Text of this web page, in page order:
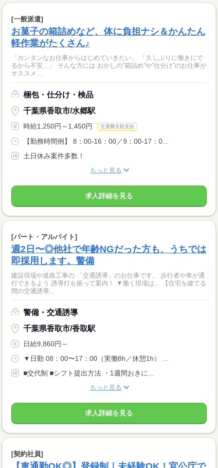
[一般派遣]
お菓子の箱詰めなど、体に負担ナシ＆かんたん
軽作業がたくさん♪
「カンタンなお仕事からはじめていきたい」 「久しぶりに働きにで
るから不安…」 そんな方には おかしの”箱詰め”や”仕分け”のお仕事が
オススメ...
梱包・仕分け・検品
千葉県香取市/水郷駅
時給1,250円～1,450円 交通費全額支給
【勤務時間例】 8：00-16：00／9：00-17：0...
土日休み案件多数！
もっと見る
求人詳細を見る
[パート・アルバイト]
週2日〜◎他社で年齢NGだった方も、うちでは
即採用します。警備
建設現場や道路工事の 「交通誘導」のお仕事です。 歩行者や車が通
行できるよう 誘導灯を振って案内！ ▼働く現場は... 【住宅を建てる
間の交通誘導...
警備・交通誘導
千葉県香取市/香取駅
日給9,860円～
▼日勤 08：00〜17：00（実働8h／休憩1h） ...
■交代制 ■シフト提出方法 ・1週間おきに...
もっと見る
求人詳細を見る
[契約社員]